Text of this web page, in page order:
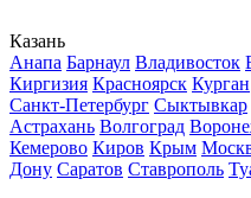
Казань
Анапа Барнаул Владивосток
Киргизия Красноярск Курган
Санкт-Петербург Сыктывкар
Астрахань Волгоград
Кемерово Киров Крым
Дону Саратов Ставрополь